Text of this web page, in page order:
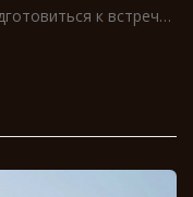
к встрече